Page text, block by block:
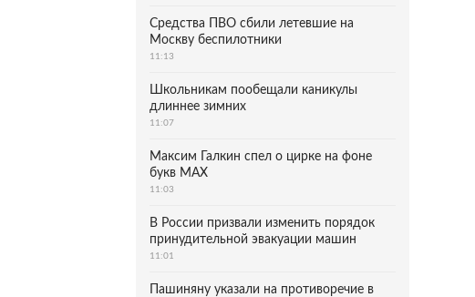
Средства ПВО сбили летевшие на
Москву беспилотники
11:13
Школьникам пообещали каникулы
длиннее зимних
11:07
Максим Галкин спел о цирке на фоне
букв MAX
11:03
В России призвали изменить порядок
принудительной эвакуации машин
11:01
Пашиняну указали на противоречие в